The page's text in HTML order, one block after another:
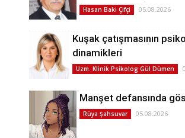
Hasan Baki Çifçi 05.08.2026
Kuşak çatışmasının
dinamikleri
Uzm. Klinik Psikolog Gül Dümen
Manşet defansında
Rüya Şahsuvar 05.08.2026